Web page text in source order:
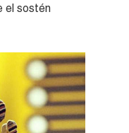
el sostén